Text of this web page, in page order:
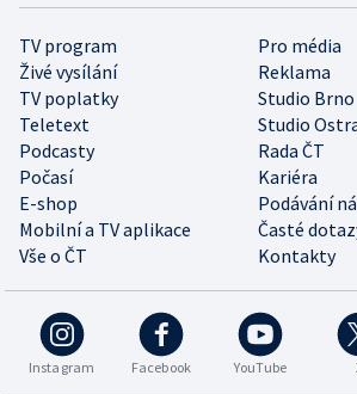
TV program
Pro média
Živé vysílání
Reklama
TV poplatky
Studio Brno
Teletext
Studio
Podcasty
Rada ČT
Počasí
Kariéra
E-shop
Podávání
Mobilní a TV aplikace
Časté
Vše o ČT
Kontakty
Instagram Facebook YouTube